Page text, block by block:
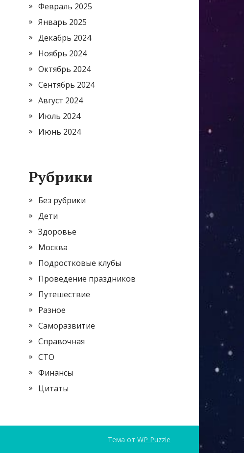
Февраль 2025
Январь 2025
Декабрь 2024
Ноябрь 2024
Октябрь 2024
Сентябрь 2024
Август 2024
Июль 2024
Июнь 2024
Рубрики
Без рубрики
Дети
Здоровье
Москва
Подростковые клубы
Проведение праздников
Путешествие
Разное
Саморазвитие
Справочная
СТО
Финансы
Цитаты
Тема от WP Puzzle